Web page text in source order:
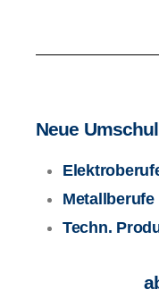
Neue
Metallberufe
Techn.